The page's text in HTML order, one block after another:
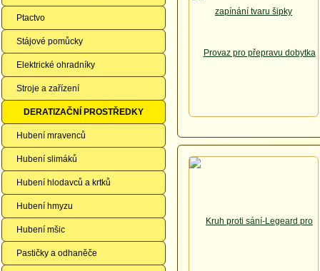
Ptactvo
Stájové pomůcky
Elektrické ohradníky
Stroje a zařízení
DERATIZAČNÍ PROSTŘEDKY
Hubení mravenců
Hubení slimáků
Hubení hlodavců a krtků
Hubení hmyzu
Hubení mšic
Pastičky a odhaněče